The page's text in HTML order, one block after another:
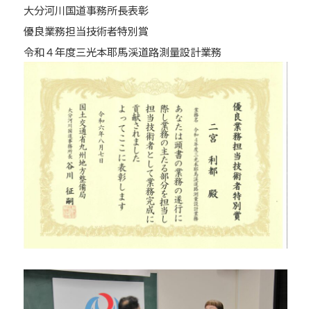
大分河川国道事務所長表彰
優良業務担当技術者特別賞
令和４年度三光本耶馬渓道路測量設計業務